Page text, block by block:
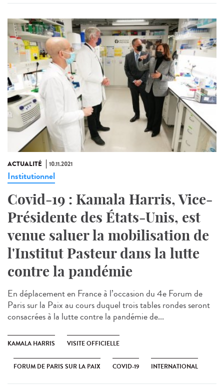
ACTUALITÉ 10.11.2021
Institutionnel
Covid-19 : Kamala Harris, Vice-
Présidente des États-Unis, est
venue saluer la mobilisation de
l'Institut Pasteur dans la lutte
contre la pandémie
En déplacement en France à l’occasion du 4e Forum de
Paris sur la Paix au cours duquel trois tables rondes seront
consacrées à la lutte contre la pandémie de...
KAMALA HARRIS VISITE OFFICIELLE
FORUM DE PARIS SUR LA PAIX COVID-19 INTERNATIONAL